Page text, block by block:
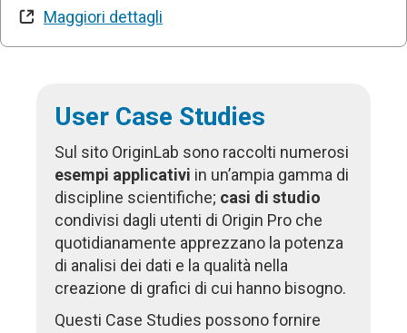
Maggiori dettagli
User Case Studies
Sul sito OriginLab sono raccolti numerosi
esempi applicativi in un’ampia gamma di
discipline scientifiche; casi di studio
condivisi dagli utenti di Origin Pro che
quotidianamente apprezzano la potenza
di analisi dei dati e la qualità nella
creazione di grafici di cui hanno bisogno.
Questi Case Studies possono fornire